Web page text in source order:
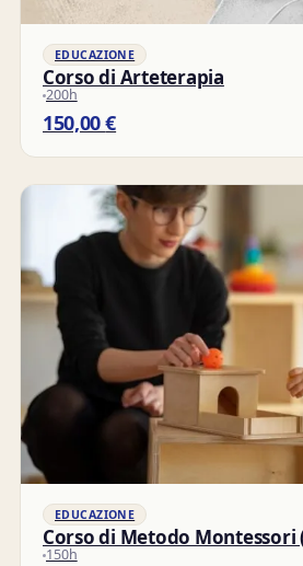
EDUCAZIONE
Corso di Arteterapia
200h
150,00€
EDUCAZIONE
Corso di Metodo Montessori
150h